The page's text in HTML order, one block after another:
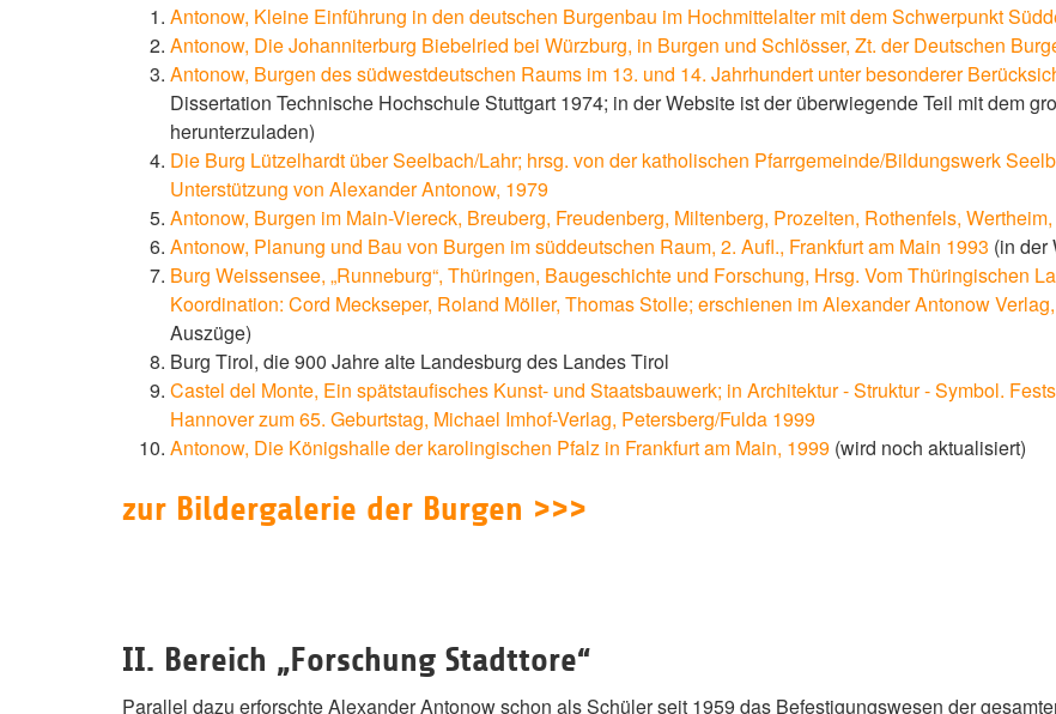
Antonow, Kleine Einführung in den deutschen Burgenbau im Hochmittelalter mit dem Schwerpunkt
Antonow, Die Johanniterburg Biebelried bei Würzburg, in Burgen und Schlösser, Zt. der Deutschen
Antonow, Burgen des südwestdeutschen Raums im 13. und 14. Jahrhundert unter besonderer
Dissertation Technische Hochschule Stuttgart 1974; in der Website ist der überwiegende Teil mit dem
herunterzuladen)
Die Burg Lützelhardt über Seelbach/Lahr; hrsg. von der katholischen Pfarrgemeinde/Bildungswerk
Unterstützung von Alexander Antonow, 1979
Antonow, Burgen im Main-Viereck, Breuberg, Freudenberg, Miltenberg, Prozelten, Rothenfels,
Antonow, Planung und Bau von Burgen im süddeutschen Raum, 2. Aufl., Frankfurt am Main 1993 (in der
Burg Weissensee, „Runneburg“, Thüringen, Baugeschichte und Forschung, Hrsg. Vom Thüringischen
Koordination: Cord Meckseper, Roland Möller, Thomas Stolle; erschienen im Alexander Antonow
Auszüge)
Burg Tirol, die 900 Jahre alte Landesburg des Landes Tirol
Castel del Monte, Ein spätstaufisches Kunst- und Staatsbauwerk; in Architektur - Struktur - Symbol.
Hannover zum 65. Geburtstag, Michael Imhof-Verlag, Petersberg/Fulda 1999
Antonow, Die Königshalle der karolingischen Pfalz in Frankfurt am Main, 1999 (wird noch aktualisiert)
zur Bildergalerie der Burgen >>>
II. Bereich „Forschung Stadttore“
Parallel dazu erforschte Alexander Antonow schon als Schüler seit 1959 das Befestigungswesen der